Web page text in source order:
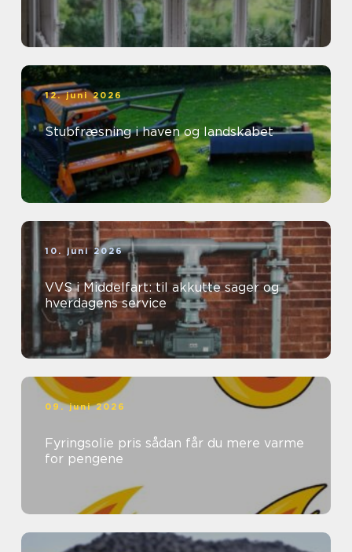
12. juni 2026
Stubfræsning i haven og landskabet
10. juni 2026
VVS i Middelfart: til akkutte sager og
hverdagens service
09. juni 2026
Fyringsolie pris sådan får du mere varme
for pengene